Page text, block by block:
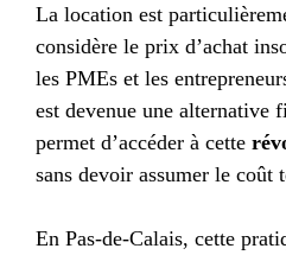
La location est
considère le prix d’achat
les PMEs et les
est devenue une alternative
permet d’accéder à cette
sans devoir assumer le coût
En Pas-de-Calais, cette